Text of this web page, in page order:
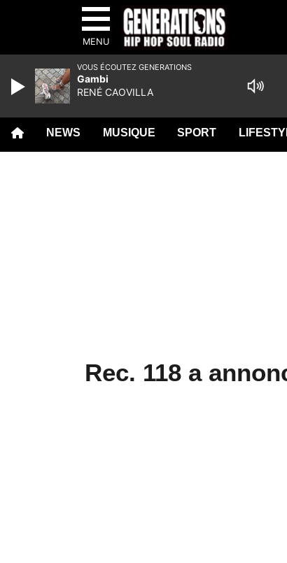
MENU
NEWS MUSIQUE SPORT
Rec. 118 a
VOUS ÉCOUTEZ GENERATIONS
Gambi
RENÉ CAOVILLA